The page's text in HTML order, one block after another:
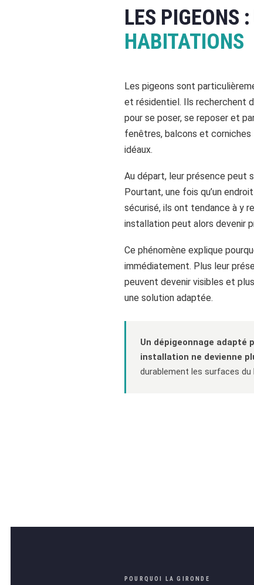
LES PIGEONS
HABITATIONS
Les pigeons sont
et résidentiel. Ils recherchent
pour se poser, se reposer et
fenêtres, balcons et
idéaux.
Au départ, leur présence peut
Pourtant, une fois qu’un
sécurisé, ils ont tendance à y
installation peut alors devenir
Ce phénomène explique
immédiatement. Plus leur
peuvent devenir visibles et
une solution adaptée.
Un dépigeonnage adapté
installation ne devienne
durablement les surfaces du
POURQUOI LA GIRONDE